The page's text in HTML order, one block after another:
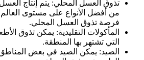
تذوق العسل المحلي: يتم إنتاج
من أفضل الأنواع على مستوى
فرصة تذوق العسل المحلي.
المأكولات التقليدية: يمكن تذوق
التي تشتهر بها المنطقة.
الصيد: يمكن الصيد في بعض المناطق